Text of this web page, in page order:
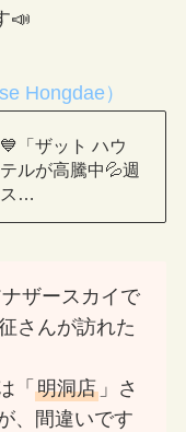
📣
Hongdae）
「ザット ハウ
ルが高騰中💦週
ス…
ザースカイで
さんが訪れた
「明洞店 」さ
、間違いです